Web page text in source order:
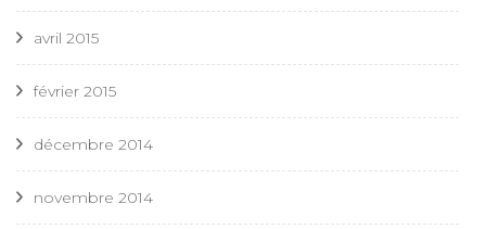
avril 2015
février 2015
décembre 2014
novembre 2014